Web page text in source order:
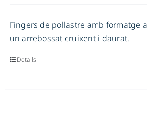
Fingers de pollastre amb formatge
un arrebossat cruixent i daurat.
Detalls